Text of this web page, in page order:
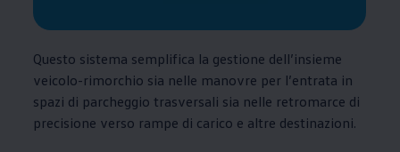
Questo sistema semplifica la gestione dell’insieme
veicolo-rimorchio sia nelle manovre per l’entrata in
spazi di parcheggio trasversali sia nelle retromarce di
precisione verso rampe di carico e altre destinazioni.